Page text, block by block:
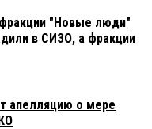
"Новые люди"
в СИЗО, а фракции
апелляцию о мере